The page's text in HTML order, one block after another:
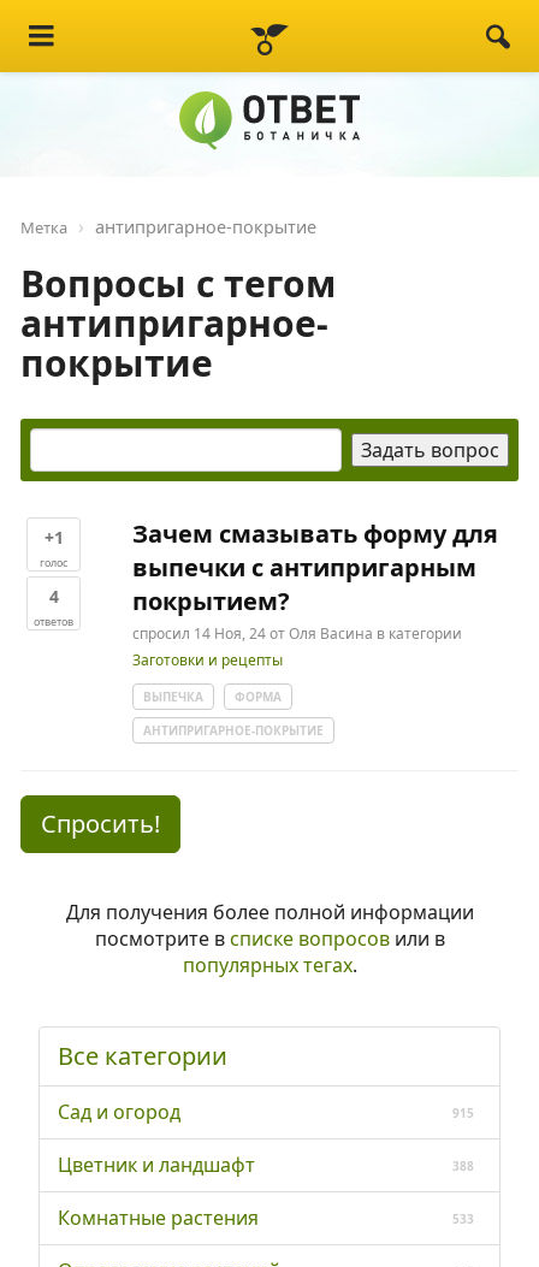
Метка антипригарное-покрытие
Вопросы с тегом
антипригарное-
покрытие
+1
голос
4
ответов
Зачем смазывать форму для
выпечки с антипригарным
покрытием?
спросил 14 Ноя, 24отОля Васина в категории
Заготовки и рецепты
ВЫПЕЧКА
ФОРМА
АНТИПРИГАРНОЕ-ПОКРЫТИЕ
Спросить!
Для получения более полной информации
посмотрите всписке вопросовили в
популярных тегах.
Все категории
Сад и огород 915
Цветник и ландшафт 388
Комнатные растения 533